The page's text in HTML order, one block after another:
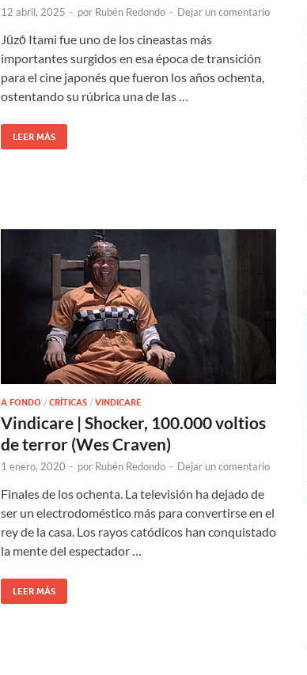
12 abril, 2025 - por Rubén Redondo - Dejar un comentario
Jūzō Itami fue uno de los cineastas más
importantes surgidos en esa época de transición
para el cine japonés que fueron los años ochenta,
ostentando su rúbrica una de las …
LEER MÁS
A FONDO / CRÍTICAS / VINDICARE
Vindicare | Shocker, 100.000 voltios
de terror (Wes Craven)
1 enero, 2020 - por Rubén Redondo - Dejar un comentario
Finales de los ochenta. La televisión ha dejado de
ser un electrodoméstico más para convertirse en el
rey de la casa. Los rayos catódicos han conquistado
la mente del espectador …
LEER MÁS